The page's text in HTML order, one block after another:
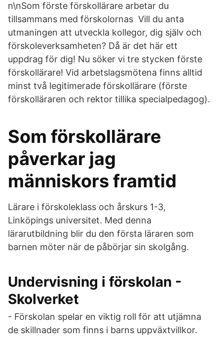
n\nSom förste förskollärare arbetar du
tillsammans med förskolornas Vill du anta
utmaningen att utveckla kollegor, dig själv och
förskoleverksamheten​? Då är det här ett
uppdrag för dig! Nu söker vi tre stycken förste
förskollärare! Vid arbetslagsmötena finns alltid
minst två legitimerade förskollärare (förste
förskolläraren och rektor tillika specialpedagog).
Som förskollärare
påverkar jag
människors framtid
Lärare i förskoleklass och årskurs 1-3,
Linköpings universitet. Med denna
lärarutbildning blir du den första läraren som
barnen möter när de påbörjar sin skolgång.
Undervisning i förskolan -
Skolverket
- Förskolan spelar en viktig roll för att utjämna
de skillnader som finns i barns uppväxtvillkor.